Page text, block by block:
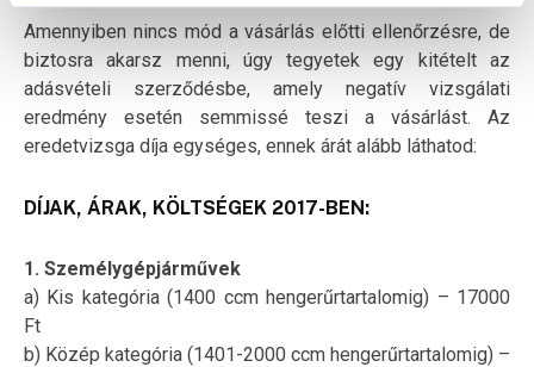
Amennyiben nincs mód a vásárlás előtti ellenőrzésre, de
biztosra akarsz menni, úgy tegyetek egy kitételt az
adásvételi szerződésbe, amely negatív vizsgálati
eredmény esetén semmissé teszi a vásárlást. Az
eredetvizsga díja egységes, ennek árát alább láthatod:
DÍJAK, ÁRAK, KÖLTSÉGEK 2017-BEN:
1. Személygépjárművek
a) Kis kategória (1400 ccm hengerűrtartalomig) – 17000
Ft
b) Közép kategória (1401-2000 ccm hengerűrtartalomig) –